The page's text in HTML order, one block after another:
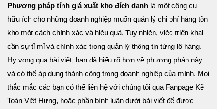
Phương pháp tính giá xuất kho đích danh là một công cụ
hữu ích cho những doanh nghiệp muốn quản lý chi phí hàng tồn
kho một cách chính xác và hiệu quả. Tuy nhiên, việc triển khai
cần sự tỉ mỉ và chính xác trong quản lý thông tin từng lô hàng.
Hy vọng qua bài viết, bạn đã hiểu rõ hơn về phương pháp này
và có thể áp dụng thành công trong doanh nghiệp của mình. Mọi
thắc mắc các bạn có thể liên hệ với chúng tôi qua Fanpage Kế
Toán Việt Hưng, hoặc phần bình luận dưới bài viết để được